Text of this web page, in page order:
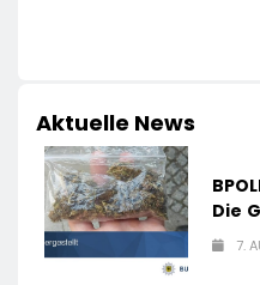
Aktuelle News
Die
7.